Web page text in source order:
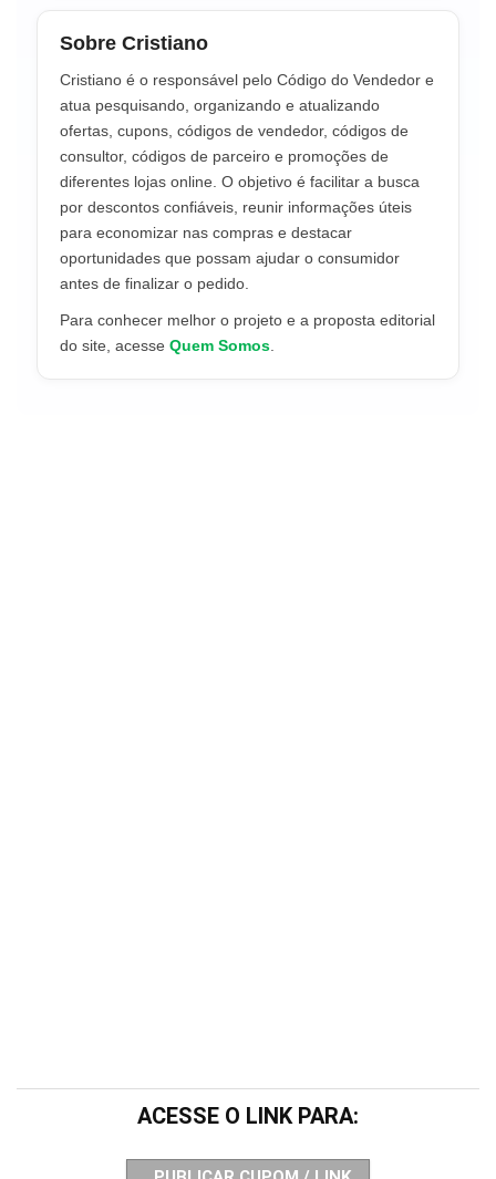
Sobre Cristiano
Cristiano é o responsável pelo Código do Vendedor e
atua pesquisando, organizando e atualizando
ofertas, cupons, códigos de vendedor, códigos de
consultor, códigos de parceiro e promoções de
diferentes lojas online. O objetivo é facilitar a busca
por descontos confiáveis, reunir informações úteis
para economizar nas compras e destacar
oportunidades que possam ajudar o consumidor
antes de finalizar o pedido.
Para conhecer melhor o projeto e a proposta editorial
do site, acesse Quem Somos
ACESSE O LINK PARA: